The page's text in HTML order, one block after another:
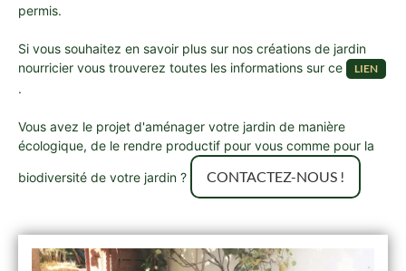
permis.
Si vous souhaitez en savoir plus sur nos créations de jardin
nourricier vous trouverez toutes les informations sur ce
LIEN
.
Vous avez le projet d'aménager votre jardin de manière
écologique, de le rendre productif pour vous comme pour la
biodiversité de votre jardin ? CONTACTEZ-NOUS !